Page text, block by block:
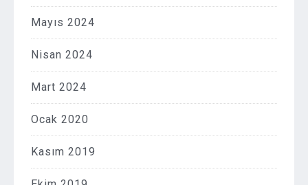
Mayıs 2024
Nisan 2024
Mart 2024
Ocak 2020
Kasım 2019